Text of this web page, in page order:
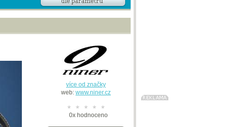
více od značky
web: www.niner.cz
0xhodnoceno